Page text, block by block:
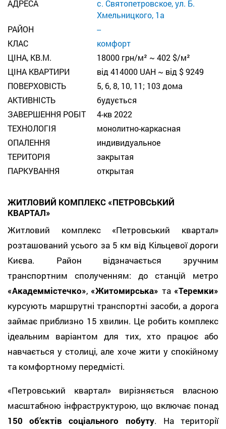
АДРЕСА
с. Святопетровское, ул. Б.
Хмельницкого, 1а
РАЙОН
--
КЛАС
комфорт
ЦІНА, КВ.М.
18000 грн/м² ~ 402 $/м²
ЦІНА КВАРТИРИ
від 414000 UAH ~ від $ 9249
ПОВЕРХОВІСТЬ
5, 6, 8, 10, 11; 103 дома
АКТИВНІСТЬ
будується
ЗАВЕРШЕННЯ РОБІТ
4-кв 2022
ТЕХНОЛОГІЯ
монолитно-каркасная
ОПАЛЕННЯ
индивидуальное
TЕРИТОРІЯ
закрытая
ПАРКУВАННЯ
открытая
ЖИТЛОВИЙ КОМПЛЕКС «ПЕТРОВСЬКИЙ
КВАРТАЛ»
Житловий комплекс «Петровський квартал»
розташований усього за 5 км від Кільцевої дороги
Києва. Район відзначається зручним
транспортним сполученням: до станцій метро
«Академмістечко», «Житомирська» та «Теремки»
курсують маршрутні транспортні засоби, а дорога
займає приблизно 15 хвилин. Це робить комплекс
ідеальним варіантом для тих, хто працює або
навчається у столиці, але хоче жити у спокійному
та комфортному передмісті.
«Петровський квартал» вирізняється власною
масштабною інфраструктурою, що включає понад
150 об’єктів соціального побуту. На території